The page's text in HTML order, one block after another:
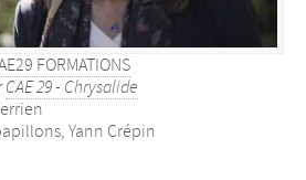
FORMATIONS
CAE 29 - Chrysalide
Yann Crépin